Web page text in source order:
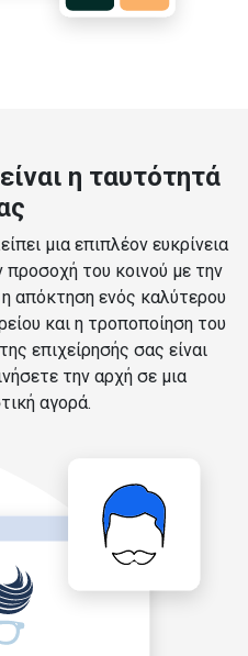
η ταυτότητά
μια επιπλέον ευκρίνεια
προσοχή του κοινού με την
απόκτηση ενός καλύτερου
και η τροποποίηση του
επιχείρησής σας είναι
την αρχή σε μια
αγορά.